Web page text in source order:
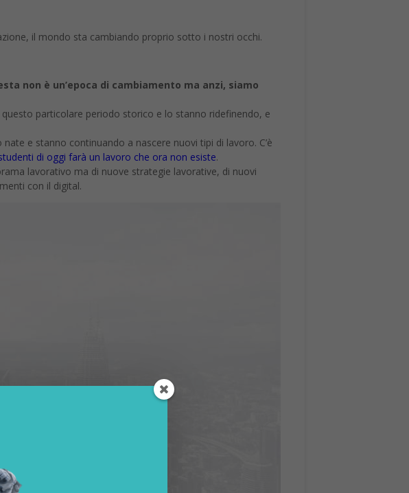
il mondo sta cambiando proprio sotto i nostri occhi.
non è un’epoca di cambiamento ma anzi, siamo
particolare periodo storico e lo stanno ridefinendo, e
e stanno continuando a nascere nuovi tipi di lavoro. C’è
di oggi farà un lavoro che ora non esiste.
lavorativo ma di nuove strategie lavorative, di nuovi
con il digital.